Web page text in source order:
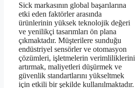
Sick markasının global başarılarına
etki eden faktörler arasında
ürünlerinin yüksek teknolojik değeri
ve yenilikçi tasarımları ön plana
çıkmaktadır. Müşterilere sunduğu
endüstriyel sensörler ve otomasyon
çözümleri, işletmelerin verimliliklerini
artırmak, maliyetleri düşürmek ve
güvenlik standartlarını yükseltmek
için etkili bir şekilde kullanılmaktadır.